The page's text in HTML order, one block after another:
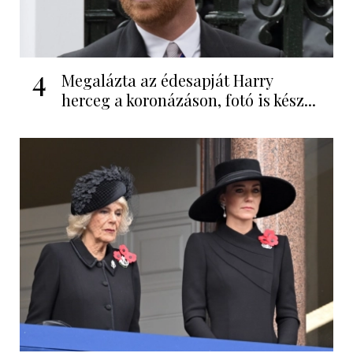
4
Megalázta az édesapját Harry
herceg a koronázáson, fotó is kész...